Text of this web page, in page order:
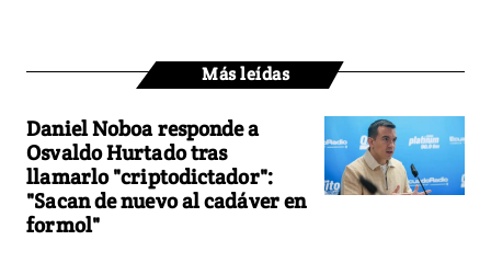
Más leídas
Daniel Noboa responde a
Osvaldo Hurtado tras
llamarlo "criptodictador":
"Sacan de nuevo al cadáver en
formol"